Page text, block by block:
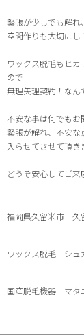
緊張が少しでも解れ
空間作りも大切にし
ワックス脱毛もヒ
ので
無理矢理契約！なん
不安な事は何でもお
緊張が解れ、不安な
入らせてさせて頂き
どうぞ安心してご来
福岡県久留米市 久
ワックス脱毛 シ
国産脱毛機器 マ